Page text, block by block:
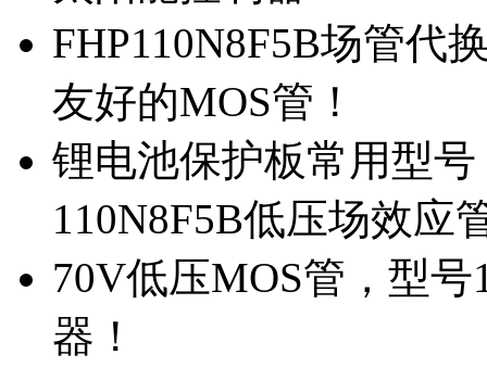
FHP110N8F5B场管代
友好的MOS管！
锂电池保护板常用型
110N8F5B低压场效应
70V低压MOS管，型
器！